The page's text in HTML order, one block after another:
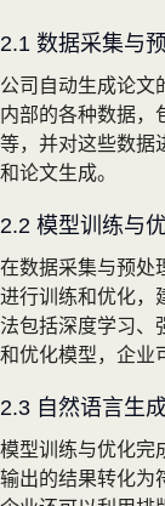
2.1 数据采集与
公司自动生成论文
内部的各种数据，
等，并对这些数据
和论文生成。
2.2 模型训练与
在数据采集与预处
进行训练和优化，
法包括深度学习、
和优化模型，企业
2.3 自然语言生
模型训练与优化完
输出的结果转化为